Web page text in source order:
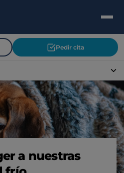
Pedir cita
a nuestras